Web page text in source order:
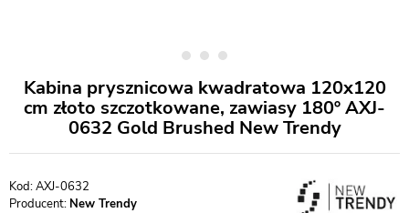
Kabina prysznicowa kwadratowa 120x120
cm złoto szczotkowane, zawiasy 180º AXJ-
0632 Gold Brushed New Trendy
AXJ-0632
Producent: New Trendy